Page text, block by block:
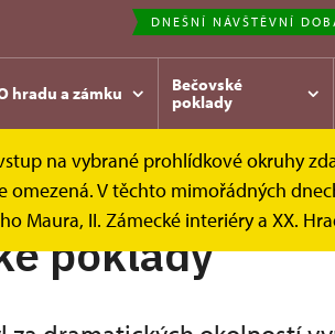
DNEŠNÍ NÁVŠTĚVNÍ
hradu a zámku
Bečovské
poklady
na vybrané prohlídkové okruhy
V těchto mimořádných
Maura, II. Zámecké interiéry a XX.
poklady